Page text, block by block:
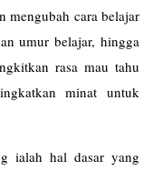
mengubah cara belajar
umur belajar, hingga
rasa mau tahu
minat untuk
ialah hal dasar yang